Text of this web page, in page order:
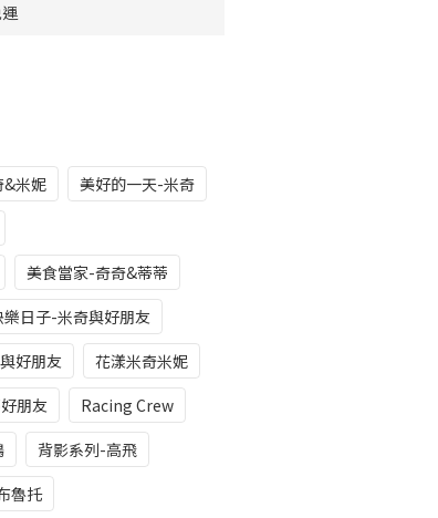
&米妮
美好的一天-米奇
美食當家-奇奇&蒂蒂
樂日子-米奇與好朋友
好朋友
花漾米奇米妮
朋友
Racing Crew
背影系列-高飛
魯托